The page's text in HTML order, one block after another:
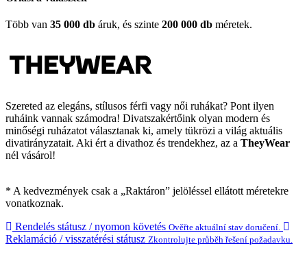
Több van 35 000 db áruk, és szinte 200 000 db méretek.
Szereted az elegáns, stílusos férfi vagy női ruhákat? Pont ilyen
ruháink vannak számodra! Divatszakértőink olyan modern és
minőségi ruházatot választanak ki, amely tükrözi a világ aktuális
divatirányzatait. Aki ért a divathoz és trendekhez, az a TheyWear
nél vásárol!
* A kedvezmények csak a „Raktáron” jelöléssel ellátott méretekre
vonatkoznak.
Rendelés státusz / nyomon követés Ověřte aktuální stav doručení.
Reklamáció / visszatérési státusz Zkontrolujte průběh řešení požadavku.